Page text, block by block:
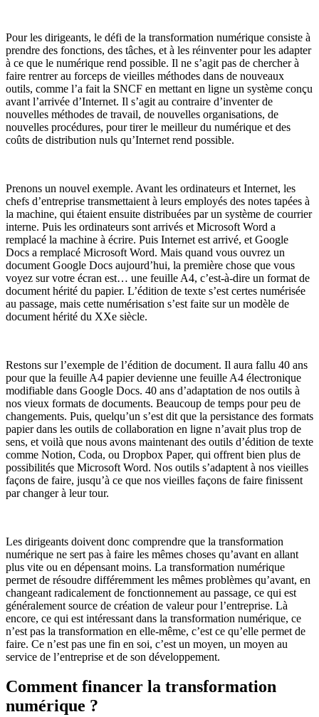
Pour les dirigeants, le défi de la transformation numérique consiste à
prendre des fonctions, des tâches, et à les réinventer pour les adapter
à ce que le numérique rend possible. Il ne s’agit pas de chercher à
faire rentrer au forceps de vieilles méthodes dans de nouveaux
outils, comme l’a fait la SNCF en mettant en ligne un système conçu
avant l’arrivée d’Internet. Il s’agit au contraire d’inventer de
nouvelles méthodes de travail, de nouvelles organisations, de
nouvelles procédures, pour tirer le meilleur du numérique et des
coûts de distribution nuls qu’Internet rend possible.
Prenons un nouvel exemple. Avant les ordinateurs et Internet, les
chefs d’entreprise transmettaient à leurs employés des notes tapées à
la machine, qui étaient ensuite distribuées par un système de courrier
interne. Puis les ordinateurs sont arrivés et Microsoft Word a
remplacé la machine à écrire. Puis Internet est arrivé, et Google
Docs a remplacé Microsoft Word. Mais quand vous ouvrez un
document Google Docs aujourd’hui, la première chose que vous
voyez sur votre écran est… une feuille A4, c’est-à-dire un format de
document hérité du papier. L’édition de texte s’est certes numérisée
au passage, mais cette numérisation s’est faite sur un modèle de
document hérité du XXe siècle.
Restons sur l’exemple de l’édition de document. Il aura fallu 40 ans
pour que la feuille A4 papier devienne une feuille A4 électronique
modifiable dans Google Docs. 40 ans d’adaptation de nos outils à
nos vieux formats de documents. Beaucoup de temps pour peu de
changements. Puis, quelqu’un s’est dit que la persistance des formats
papier dans les outils de collaboration en ligne n’avait plus trop de
sens, et voilà que nous avons maintenant des outils d’édition de texte
comme Notion, Coda, ou Dropbox Paper, qui offrent bien plus de
possibilités que Microsoft Word. Nos outils s’adaptent à nos vieilles
façons de faire, jusqu’à ce que nos vieilles façons de faire finissent
par changer à leur tour.
Les dirigeants doivent donc comprendre que la transformation
numérique ne sert pas à faire les mêmes choses qu’avant en allant
plus vite ou en dépensant moins. La transformation numérique
permet de résoudre différemment les mêmes problèmes qu’avant, en
changeant radicalement de fonctionnement au passage, ce qui est
généralement source de création de valeur pour l’entreprise. Là
encore, ce qui est intéressant dans la transformation numérique, ce
n’est pas la transformation en elle-même, c’est ce qu’elle permet de
faire. Ce n’est pas une fin en soi, c’est un moyen, un moyen au
service de l’entreprise et de son développement.
Comment financer la transformation
numérique ?